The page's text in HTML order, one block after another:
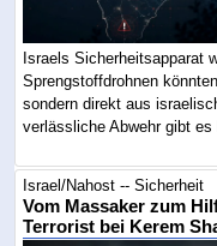
Israels Sicherheitsapparat
Sprengstoffdrohnen
sondern direkt aus
verlässliche Abwehr gibt
Israel/Nahost -- Sicherheit
Vom Massaker zum
Terrorist bei Kerem